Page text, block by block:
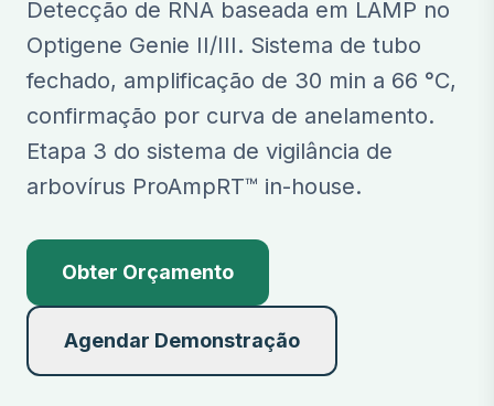
Detecção de RNA baseada em LAMP no
Optigene Genie II/III. Sistema de tubo
fechado, amplificação de 30 min a 66 °C,
confirmação por curva de anelamento.
Etapa 3 do sistema de vigilância de
arbovírus ProAmpRT™ in-house.
Obter Orçamento
Agendar Demonstração